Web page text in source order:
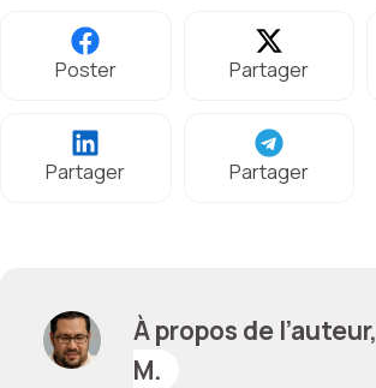
Poster Partager
Partager Partager
À propos de l’auteur,
M.